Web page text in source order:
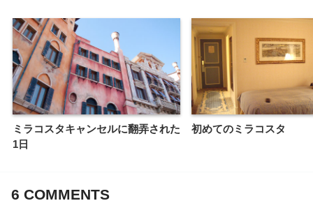
ミラコスタキャンセルに翻弄された
1日
初めてのミラコスタ
6 COMMENTS